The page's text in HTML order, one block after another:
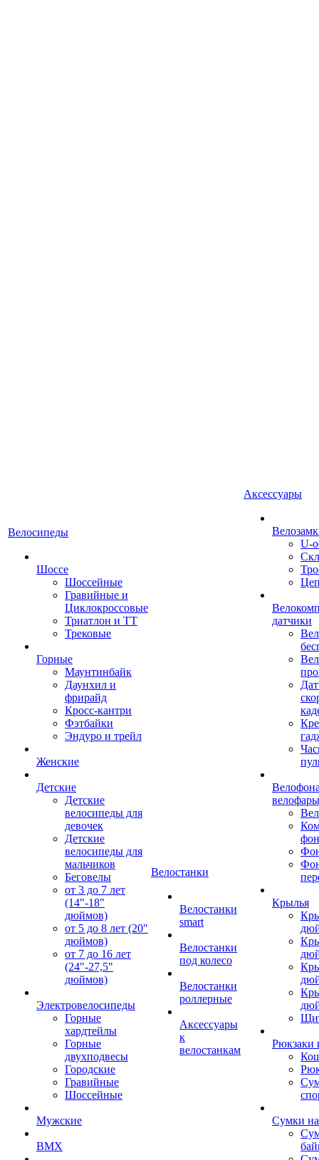
Велосипеды
Шоссе
Шоссейные
Гравийные и
Циклокроссовые
Триатлон и ТТ
Трековые
Горные
Маунтинбайк
Даунхил и
фрирайд
Кросс-кантри
Фэтбайки
Эндуро и трейл
Женские
Детские
Детские
велосипеды для
девочек
Детские
велосипеды для
мальчиков
Беговелы
от 3 до 7 лет
(14"-18"
дюймов)
от 5 до 8 лет (20"
дюймов)
от 7 до 16 лет
(24"-27,5"
дюймов)
Электровелосипеды
Горные
хардтейлы
Горные
двухподвесы
Городские
Гравийные
Шоссейные
Мужские
BMX
Велостанки
Велостанки
smart
Велостанки
под колесо
Велостанки
роллерные
Аксессуары
к
велостанкам
Аксессуары
U-
датчики
велофары
Крылья
Рюкзаки
Сумки